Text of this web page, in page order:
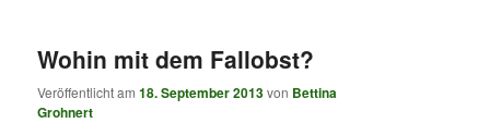
Wohin mit dem Fallobst?
Veröffentlicht am18. September 2013von Bettina
Grohnert